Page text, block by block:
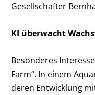
Gesellschafter
KI überwacht
Besonderes
Farm“. In einem
deren Entwicklung